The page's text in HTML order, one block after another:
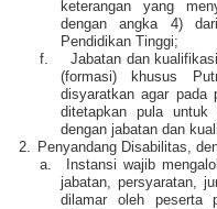
keterangan yang
dengan angka 4)
Pendidikan Tinggi;
f.
Jabatan dan
(formasi) khusus
disyaratkan agar pada
ditetapkan pula untuk
dengan jabatan dan
2.
Penyandang Disabilitas,
a.
Instansi wajib
jabatan, persyaratan,
dilamar oleh peserta